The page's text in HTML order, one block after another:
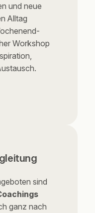
und neue
Alltag
Workshop
sind
ganz nach